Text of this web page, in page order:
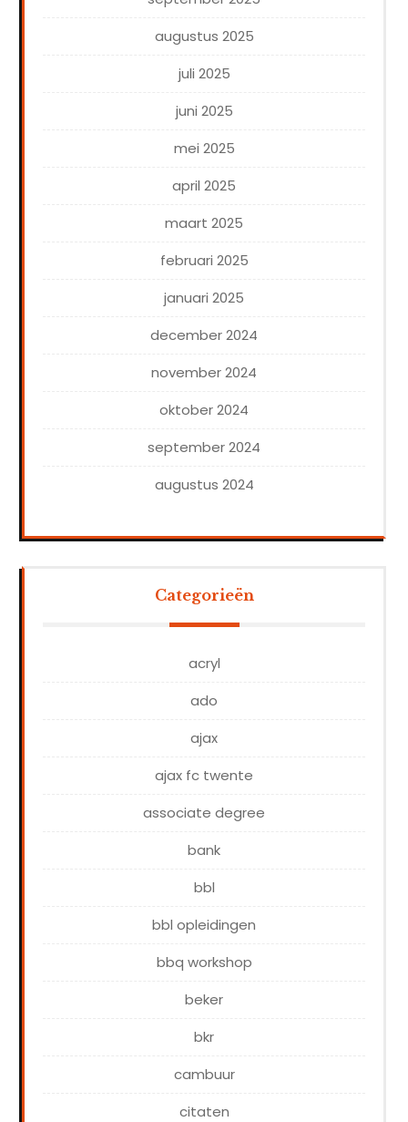
augustus 2025
juli 2025
juni 2025
mei 2025
april 2025
maart 2025
februari 2025
januari 2025
december 2024
november 2024
oktober 2024
september 2024
augustus 2024
Categorieën
acryl
ado
ajax
ajax fc twente
associate degree
bank
bbl
bbl opleidingen
bbq workshop
beker
bkr
cambuur
citaten